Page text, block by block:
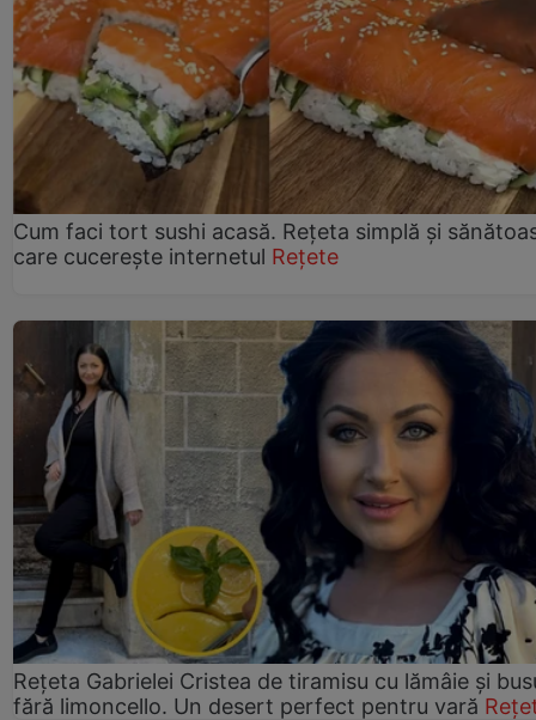
Cum faci tort sushi acasă. Rețeta simplă și
care cucerește internetul Rețete
Rețeta Gabrielei Cristea de tiramisu cu lămâie și
fără limoncello. Un desert perfect pentru vară